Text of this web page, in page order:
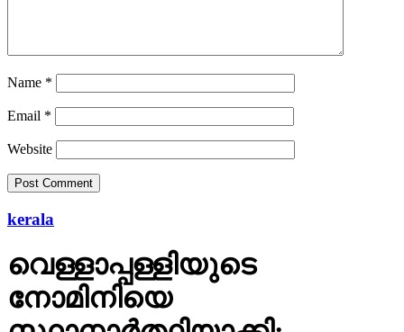
Name *
Email *
Website
kerala
വെള്ളാപ്പള്ളിയുടെ
നോമിനിയെ